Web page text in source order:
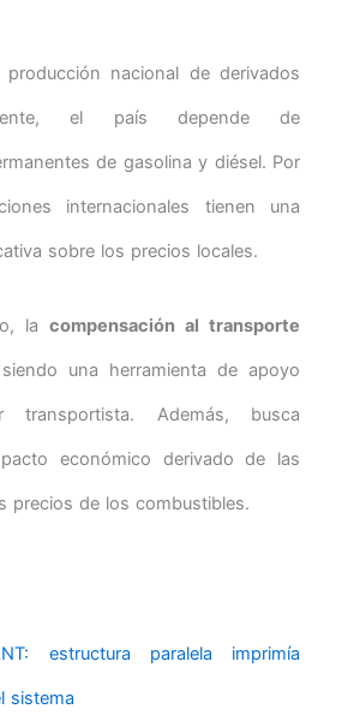
nacional de derivados
el país depende de
de gasolina y diésel. Por
internacionales tienen una
sobre los precios locales.
la compensación al transporte
una herramienta de apoyo
Además, busca
económico derivado de las
precios de los combustibles.
estructura paralela imprimía
sistema